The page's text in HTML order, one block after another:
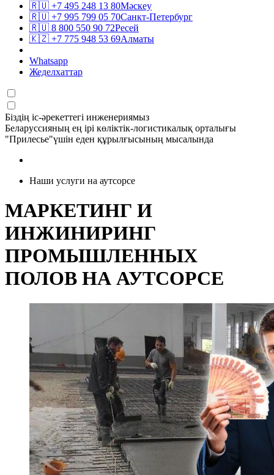
🇷🇺 +7 495 248 13 80Мәскеу
🇷🇺 +7 995 799 05 70Санкт-Петербург
🇷🇺 8 800 550 90 72Ресей
🇰🇿 +7 775 948 53 69Алматы
Whatsapp
Жеделхаттар
Біздің іс-әрекеттегі инженериямыз
Беларуссияның ең ірі көліктік-логистикалық орталығы
"Прилесье"үшін еден құрылғысының мысалында
Наши услуги на аутсорсе
МАРКЕТИНГ И
ИНЖИНИРИНГ
ПРОМЫШЛЕННЫХ
ПОЛОВ НА АУТСОРСЕ